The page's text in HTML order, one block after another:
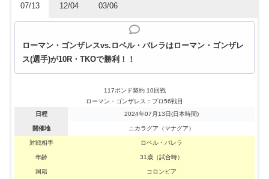
07/13
12/04
03/06
ローマン・ゴンザレスvs.ロベル・バレラはローマン・ゴンザレ
ス(選手)が10R・TKOで勝利！！
117ポンド契約 10回戦
ローマン・ゴンザレス：プロ56戦目
日程
2024年07月13日(日本時間)
開催地 ニカラグア（マナグア）
対戦相手 ロベル・バレラ
年齢 31歳（試合時）
国籍 コロンビア